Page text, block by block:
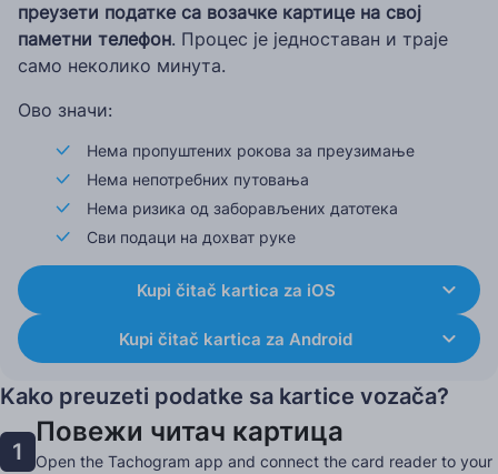
преузети податке са возачке картице на свој
паметни телефон. Процес је једноставан и траје
само неколико минута.
Ово значи:
Нема пропуштених рокова за преузимање
Нема непотребних путовања
Нема ризика од заборављених датотека
Сви подаци на дохват руке
Kupi čitač kartica za iOS
Kupi čitač kartica za Android
Kako preuzeti podatke sa kartice vozača?
1
Повежи читач картица
Open the Tachogram app and connect the card reader to your